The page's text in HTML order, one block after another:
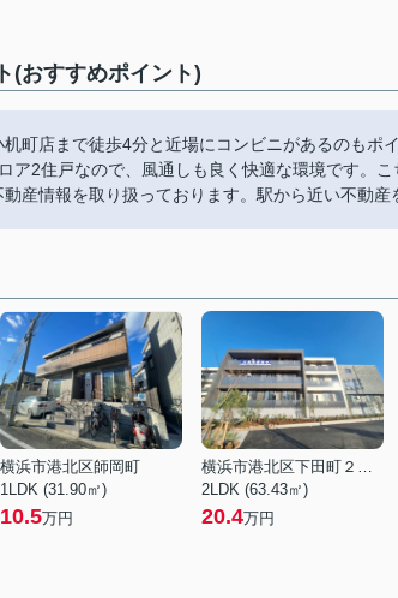
(おすすめポイント)
町店まで徒歩4分と近場にコンビニがあるのもポ
ア2住戸なので、風通しも良く快適な環境です。
産情報を取り扱っております。駅から近い不動産
横浜市港北区師岡町
1LDK (31.90㎡)
10.5万円
横浜市港北区下田町２丁目
2LDK (63.43㎡)
20.4万円